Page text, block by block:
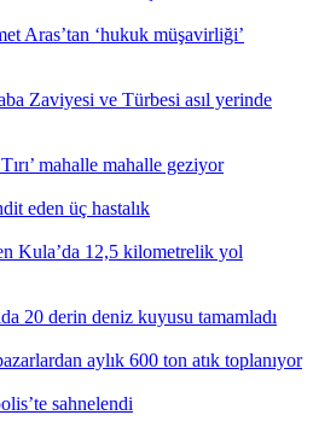
Aras’tan ‘hukuk müşavirliği’
Zaviyesi ve Türbesi asıl yerinde
mahalle mahalle geziyor
eden üç hastalık
Kula’da 12,5 kilometrelik yol
20 derin deniz kuyusu tamamladı
aylık 600 ton atık toplanıyor
sahnelendi